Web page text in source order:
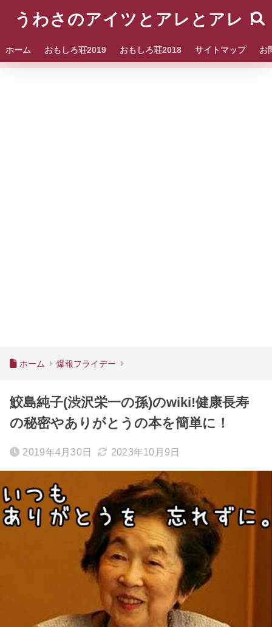
うわさのアイツとアレとアレ！
ホーム おもしろ荘2019 おもしろ荘2018 サイトマップ お
ホーム 爆報フライデー
鮫島純子(渋沢栄一の孫)のwiki!健康長寿
の秘密やありがとうの本を簡単に！
2019年4月30日 2023年10月9日